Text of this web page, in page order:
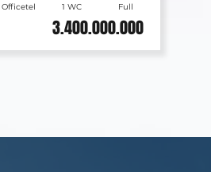
Officetel 1 WC Full
3.400.000.000